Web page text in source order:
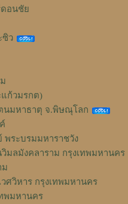
อนชัย
ซิว
ก้วมรกต)
นมหาธาตุ จ.พิษณุโลก
พระบรมมหาราชวัง
มลมังคลาราม กรุงเทพมหานคร
ม
ศวิหาร กรุงเทพมหานคร
พมหานคร